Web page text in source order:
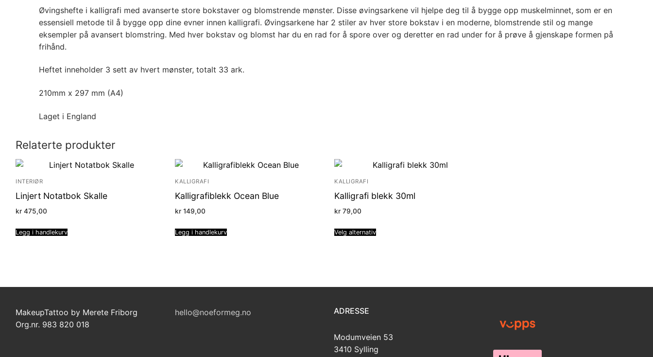
Øvingshefte i kalligrafi med avanserte store bokstaver og blomstrende mønster. Disse øvingsarkene vil hjelpe deg til å bygge opp muskelminnet, som er en
essensiell metode til å bygge opp dine evner innen kalligrafi. Øvingsarkene har 2 stiler av hver store bokstav i en moderne, blomstrende stil og mange
eksempler på avansert blomstring. Med hver bokstav og blomst har du en rad for å spore over og deretter en rad under for å prøve å gjenskape formen på
frihånd.
Heftet inneholder 3 sett av hvert mønster, totalt 33 ark.
210mm x 297 mm (A4)
Laget i England
Relaterte produkter
INTERIØR
Linjert Notatbok Skalle
kr 475,00
Legg i handlekurv
KALLIGRAFI
Kalligrafiblekk Ocean Blue
kr 149,00
Legg i handlekurv
KALLIGRAFI
Kalligrafi blekk 30ml
kr 79,00
Velg alternativ
MakeupTattoo by Merete Friborg
Org.nr. 983 820 018
hello@noeformeg.no ADRESSE
Modumveien 53
3410 Sylling